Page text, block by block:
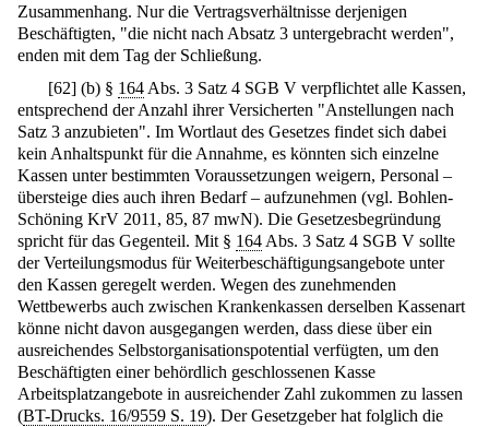
Zusammenhang. Nur die Vertragsverhältnisse derjenigen
Beschäftigten, "die nicht nach Absatz 3 untergebracht werden",
enden mit dem Tag der Schließung.
[62] (b) § 164 Abs. 3 Satz 4 SGB V verpflichtet alle Kassen,
entsprechend der Anzahl ihrer Versicherten "Anstellungen nach
Satz 3 anzubieten". Im Wortlaut des Gesetzes findet sich dabei
kein Anhaltspunkt für die Annahme, es könnten sich einzelne
Kassen unter bestimmten Voraussetzungen weigern, Personal –
übersteige dies auch ihren Bedarf – aufzunehmen (vgl. Bohlen-
Schöning KrV 2011, 85, 87 mwN). Die Gesetzesbegründung
spricht für das Gegenteil. Mit § 164 Abs. 3 Satz 4 SGB V sollte
der Verteilungsmodus für Weiterbeschäftigungsangebote unter
den Kassen geregelt werden. Wegen des zunehmenden
Wettbewerbs auch zwischen Krankenkassen derselben Kassenart
könne nicht davon ausgegangen werden, dass diese über ein
ausreichendes Selbstorganisationspotential verfügten, um den
Beschäftigten einer behördlich geschlossenen Kasse
Arbeitsplatzangebote in ausreichender Zahl zukommen zu lassen
(BT-Drucks. 16/9559 S. 19). Der Gesetzgeber hat folglich die